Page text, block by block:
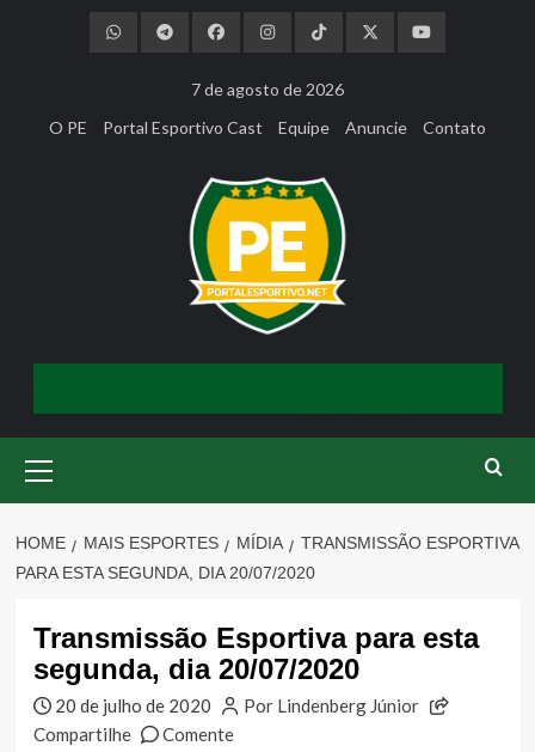
7 de agosto de 2026
O PE
Portal Esportivo Cast Equipe Anuncie Contato
Menu
HOME MAIS ESPORTES MÍDIA
TRANSMISSÃO ESPORTIVA
PARA ESTA SEGUNDA, DIA 20/07/2020
Transmissão Esportiva para esta
segunda, dia 20/07/2020
20 de julho de 2020
Por Lindenberg Júnior
Compartilhe
Comente